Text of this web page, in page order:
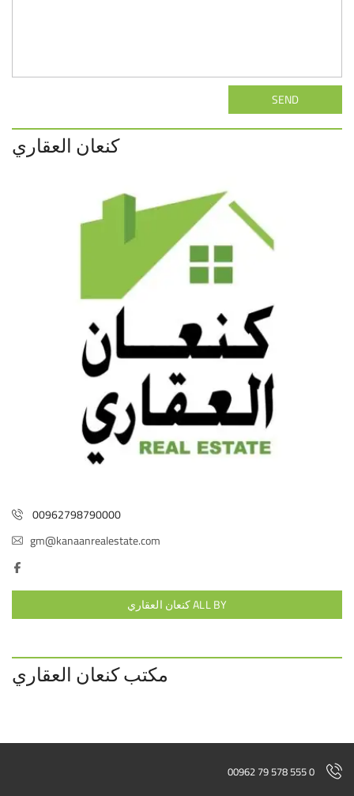
SEND
كنعان العقاري
00962798790000
gm@kanaanrealestate.com
ALL BY كنعان العقاري
مكتب كنعان العقاري
00962 79 578 555 0